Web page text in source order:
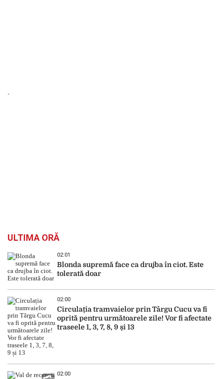
`
ULTIMA ORĂ
02:01
Blonda supremă face ca drujba în ciot. Este
tolerată doar
02:00
Circulația tramvaielor prin Târgu Cucu va fi
oprită pentru următoarele zile! Vor fi afectate
traseele 1, 3, 7, 8, 9 și 13
02:00